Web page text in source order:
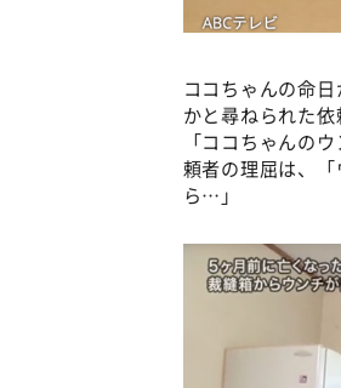
ココちゃんの命
かと尋ねられた
「ココちゃんの
頼者の理屈は、
ら…」